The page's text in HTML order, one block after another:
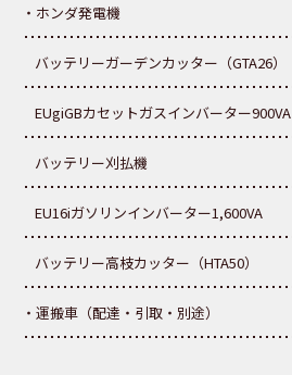
・ホンダ発電機
バッテリーガーデンカッター（GTA26）
EUgiGBカセットガスインバーター900VA
バッテリー刈払機
EU16iガソリンインバーター1,600VA
バッテリー高枝カッター（HTA50）
・運搬車（配達・引取・別途）